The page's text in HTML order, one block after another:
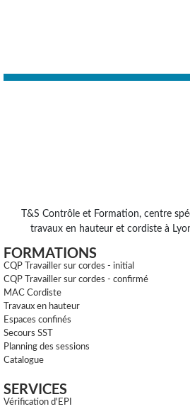
T&S Contrôle et Formation, centre
travaux en hauteur et cordiste à
FORMATIONS
CQP Travailler sur cordes - initial
CQP Travailler sur cordes - confirmé
MAC Cordiste
Travaux en hauteur
Espaces confinés
Secours SST
Planning des sessions
Catalogue
SERVICES
Vérification d'EPI